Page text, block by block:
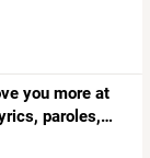
you more at
paroles,…